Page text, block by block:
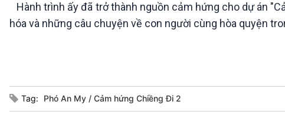
Hành trình ấy đã trở thành nguồn cảm hứng cho dự án
hóa và những câu chuyện về con người cùng hòa quyện
Tag: Phó An My Cảm hứng Chiềng Đi 2